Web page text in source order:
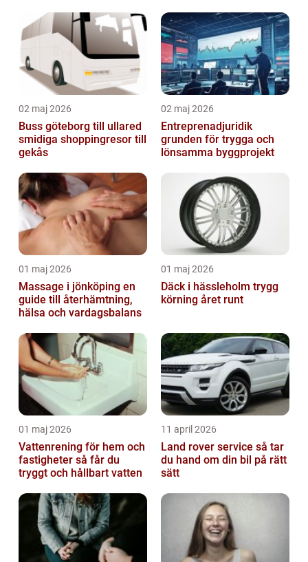
02 maj 2026
Buss göteborg till ullared
smidiga shoppingresor till
gekås
02 maj 2026
Entreprenadjuridik
grunden för trygga och
lönsamma byggprojekt
01 maj 2026
Massage i jönköping en
guide till återhämtning,
hälsa och vardagsbalans
01 maj 2026
Däck i hässleholm trygg
körning året runt
01 maj 2026
Vattenrening för hem och
fastigheter så får du
tryggt och hållbart vatten
11 april 2026
Land rover service så tar
du hand om din bil på rätt
sätt